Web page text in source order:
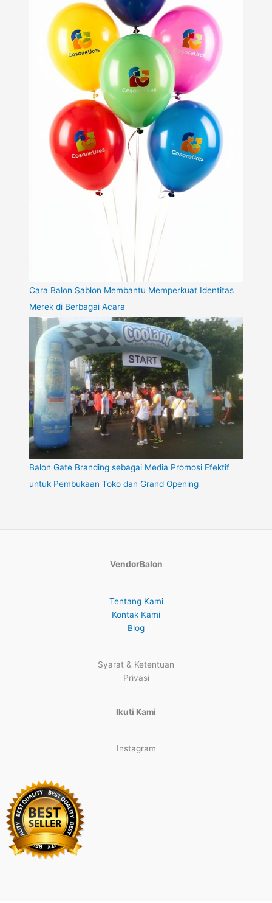
Cara Balon Sablon Membantu Memperkuat Identitas
Merek di Berbagai Acara
Balon Gate Branding sebagai Media Promosi Efektif
untuk Pembukaan Toko dan Grand Opening
VendorBalon
Tentang Kami
Kontak Kami
Blog
Syarat & Ketentuan
Privasi
Ikuti Kami
Instagram